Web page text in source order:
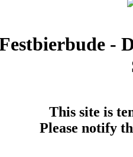
-
This site is
Please notify